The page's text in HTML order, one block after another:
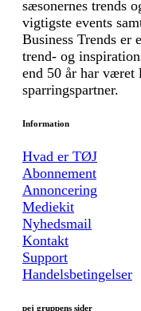
sæsonernes trends
vigtigste events
Business Trends er
trend- og
end 50 år har været
sparringspartner.
Information
Hvad er TØJ
Abonnement
Annoncering
Mediekit
Nyhedsmail
Kontakt
Support
Handelsbetingelser
pej gruppens sider